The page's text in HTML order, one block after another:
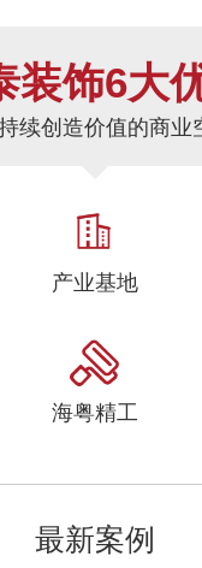
装饰6大
续创造价值的商业
产业基地
海粤精工
最新案例